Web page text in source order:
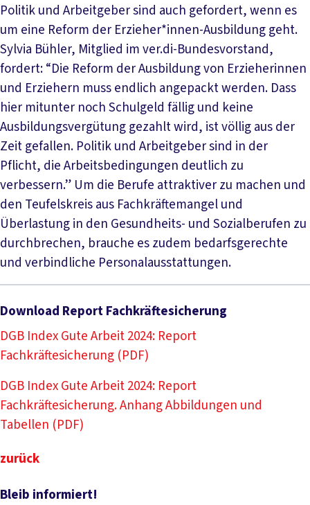
Politik und Arbeitgeber sind auch gefordert, wenn es
um eine Reform der Erzieher*innen-Ausbildung geht.
Sylvia Bühler, Mitglied im ver.di-Bundesvorstand,
fordert: “Die Reform der Ausbildung von Erzieherinnen
und Erziehern muss endlich angepackt werden. Dass
hier mitunter noch Schulgeld fällig und keine
Ausbildungsvergütung gezahlt wird, ist völlig aus der
Zeit gefallen. Politik und Arbeitgeber sind in der
Pflicht, die Arbeitsbedingungen deutlich zu
verbessern.” Um die Berufe attraktiver zu machen und
den Teufelskreis aus Fachkräftemangel und
Überlastung in den Gesundheits- und Sozialberufen zu
durchbrechen, brauche es zudem bedarfsgerechte
und verbindliche Personalausstattungen.
Download Report Fachkräftesicherung
DGB Index Gute Arbeit 2024: Report
Fachkräftesicherung (PDF)
DGB Index Gute Arbeit 2024: Report
Fachkräftesicherung. Anhang Abbildungen und
Tabellen (PDF)
zurück
Bleib informiert!